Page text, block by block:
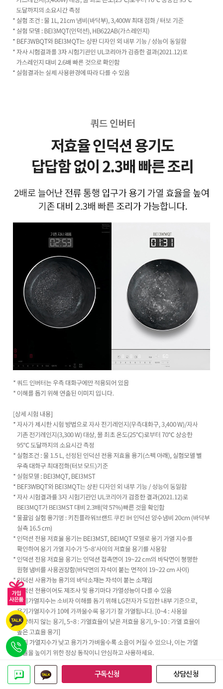
구독신청 상담신청